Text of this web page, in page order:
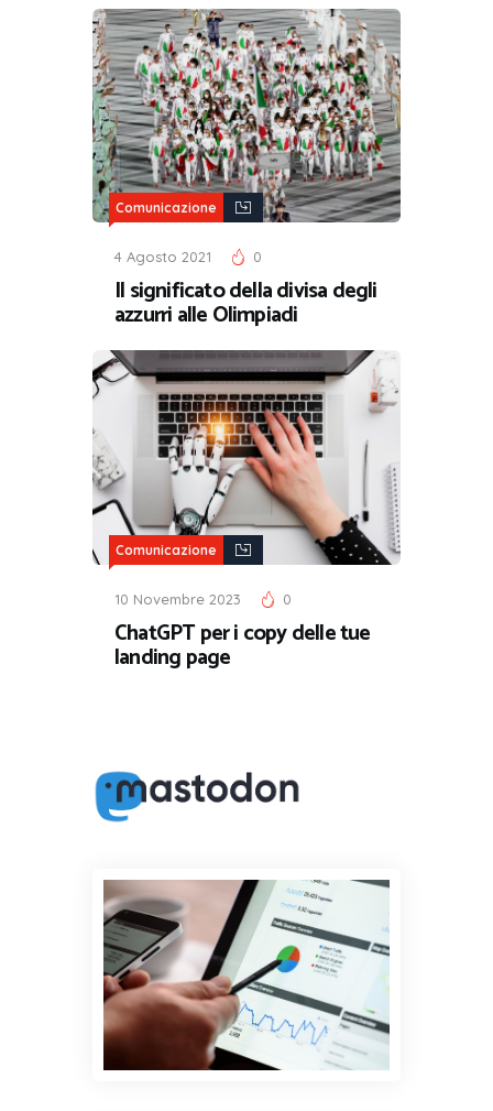
Comunicazione
4 Agosto 2021 0
Il significato della divisa degli
azzurri alle Olimpiadi
Comunicazione
10 Novembre 2023 0
ChatGPT per i copy delle tue
landing page